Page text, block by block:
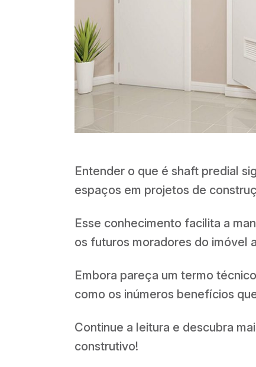
Entender o que é shaft predial
espaços em projetos de
Esse conhecimento facilita a
os futuros moradores do imóvel
Embora pareça um termo
como os inúmeros benefícios
Continue a leitura e descubra
construtivo!